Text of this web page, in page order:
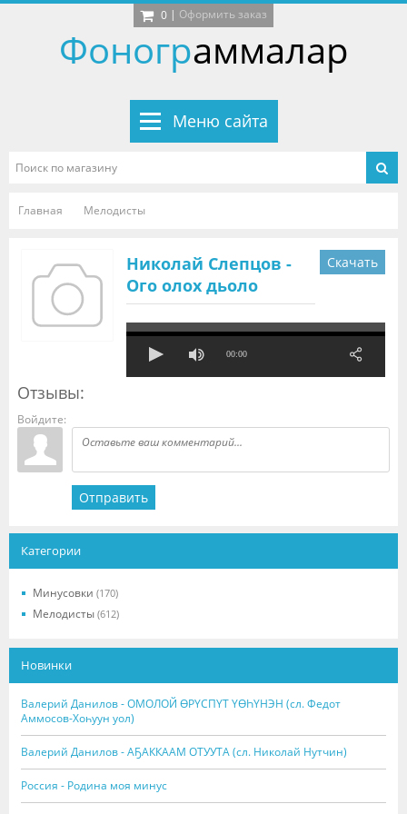
0 | Оформить заказ
Фонограммалар
Меню сайта
Главная Мелодисты
Николай Слепцов -
Ого олох дьоло
Скачать
00:00
Отзывы:
Войдите:
Отправить
Категории
Минусовки (170)
Мелодисты (612)
Новинки
Валерий Данилов - ОМОЛОЙ ӨРҮСПҮТ ҮӨҺҮНЭН (сл. Федот
Аммосов-Хоһуун уол)
Валерий Данилов - АҔАККААМ ОТУУТА (сл. Николай Нутчин)
Россия - Родина моя минус